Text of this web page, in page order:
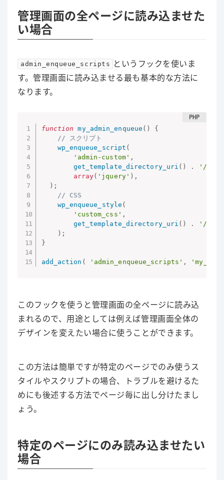
管理画面の全ページに読み込ませた
い場合
admin_enqueue_scripts
というフックを使いま
す。管理画面に読み込ませる最も基本的な方法に
なります。
function my_admin_enqueue ( )
{
// スクリプト
wp_enqueue_script (
'admin-custom' ,
get_template_directory_uri ( ) .
'/js/
array( 'jquery' ) ,
) ;
// CSS
wp_enqueue_style (
'custom_css' ,
get_template_directory_uri ( ) .
'/inc/
) ;
}
add_action ( 'admin_enqueue_scripts' ,
このフックを使うと 管理画面の全ページに読み込
まれる ので、用途としては例えば管理画面全体の
デザインを変えたい場合に使うことができます。
この方法は簡単ですが特定のページでのみ使うス
タイルやスクリプトの場合、トラブルを避けるた
めにも後述する方法でページ毎に出し分けたまし
ょう。
特定のページにのみ読み込ませたい
場合